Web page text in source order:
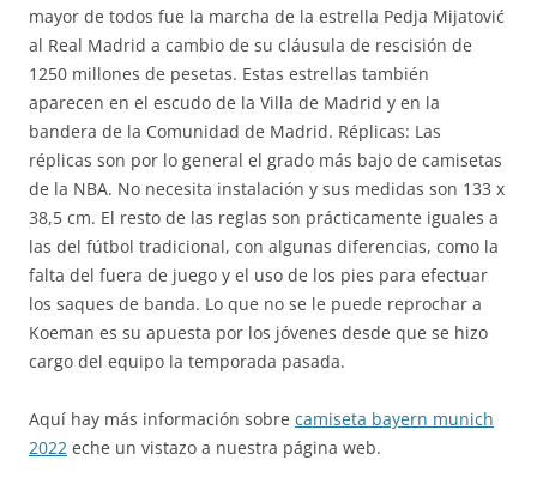
mayor de todos fue la marcha de la estrella Pedja Mijatović
al Real Madrid a cambio de su cláusula de rescisión de
1250 millones de pesetas. Estas estrellas también
aparecen en el escudo de la Villa de Madrid y en la
bandera de la Comunidad de Madrid. Réplicas: Las
réplicas son por lo general el grado más bajo de camisetas
de la NBA. No necesita instalación y sus medidas son 133 x
38,5 cm. El resto de las reglas son prácticamente iguales a
las del fútbol tradicional, con algunas diferencias, como la
falta del fuera de juego y el uso de los pies para efectuar
los saques de banda. Lo que no se le puede reprochar a
Koeman es su apuesta por los jóvenes desde que se hizo
cargo del equipo la temporada pasada.
Aquí hay más información sobre camiseta bayern munich
2022 eche un vistazo a nuestra página web.